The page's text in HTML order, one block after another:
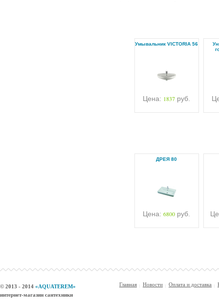
Умывальник VICTORIA 56
Цена: 1837 руб.
ДРЕЯ 80
Цена: 6800 руб.
© 2013 - 2014 «AQUATEREM»
интернет-магазин сантехники
Главная Новости Оплата и доставка